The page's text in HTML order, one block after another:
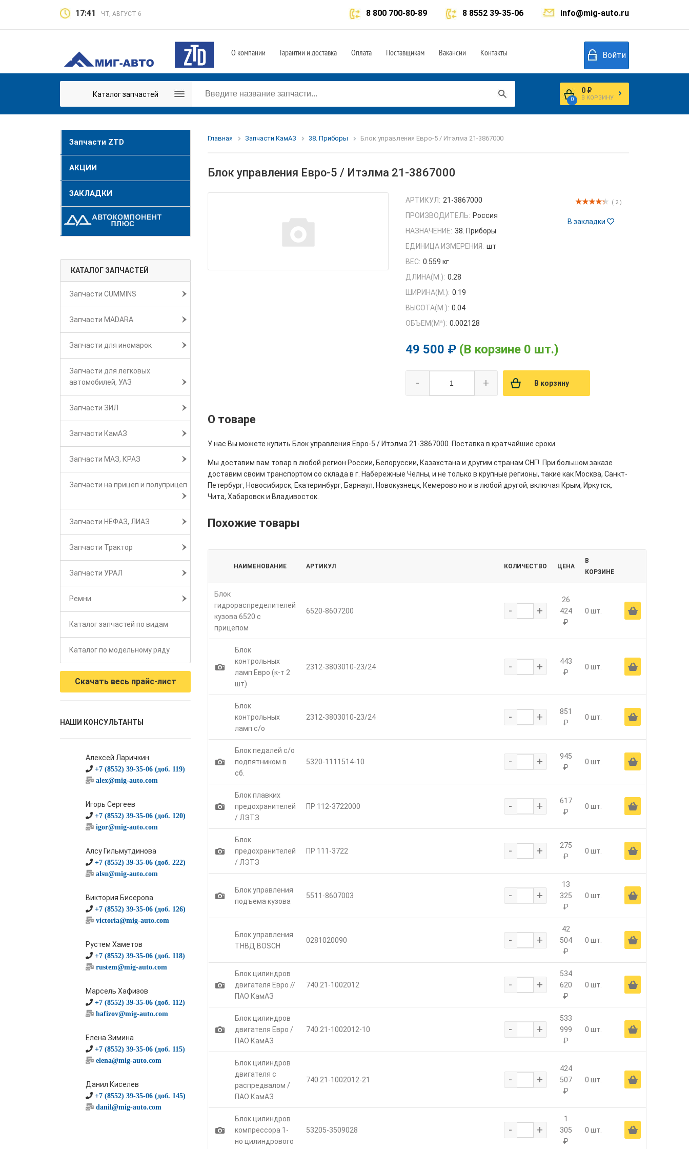
17:41 ЧТ, АВГУСТ 6 info@mig-auto.ru
8 8552 39-35-06
8 800 700-80-89
О компании Гарантии и доставка Оплата Поставщикам Вакансии Контакты Войти
Каталог запчастей
0
0 ₽
В КОРЗИНУ
Запчасти ZTD
АКЦИИ
ЗАКЛАДКИ
КАТАЛОГ ЗАПЧАСТЕЙ
Запчасти CUMMINS
Запчасти MADARA
Запчасти для иномарок
Запчасти для легковых
автомобилей, УАЗ
Запчасти ЗИЛ
Запчасти КамАЗ
Запчасти МАЗ, КРАЗ
Запчасти на прицеп и полуприцеп
Запчасти НЕФАЗ, ЛИАЗ
Запчасти Трактор
Запчасти УРАЛ
Ремни
Каталог запчастей по видам
Каталог по модельному ряду
Скачать весь прайс-лист
НАШИ КОНСУЛЬТАНТЫ
Алексей Ларичкин
+7 (8552) 39-35-06 (доб. 119)
alex@mig-auto.com
Игорь Сергеев
+7 (8552) 39-35-06 (доб. 120)
igor@mig-auto.com
Алсу Гильмутдинова
+7 (8552) 39-35-06 (доб. 222)
alsu@mig-auto.com
Виктория Бисерова
+7 (8552) 39-35-06 (доб. 126)
victoria@mig-auto.com
Рустем Хаметов
+7 (8552) 39-35-06 (доб. 118)
rustem@mig-auto.com
Марсель Хафизов
+7 (8552) 39-35-06 (доб. 112)
hafizov@mig-auto.com
Елена Зимина
+7 (8552) 39-35-06 (доб. 115)
elena@mig-auto.com
Данил Киселев
+7 (8552) 39-35-06 (доб. 145)
danil@mig-auto.com
Главная Запчасти КамАЗ 38. Приборы Блок управления Евро-5 / Итэлма 21-3867000
Блок управления Евро-5 / Итэлма 21-3867000
( 2 )
В закладки
АРТИКУЛ: 21-3867000
ПРОИЗВОДИТЕЛЬ: Россия
НАЗНАЧЕНИЕ: 38. Приборы
ЕДИНИЦА ИЗМЕРЕНИЯ: шт
ВЕС: 0.559 кг
ДЛИНА(М.): 0.28
ШИРИНА(М.): 0.19
ВЫСОТА(М.): 0.04
ОБЪЕМ(M³): 0.002128
49 500 ₽ (В корзине 0 шт.)
- + В корзину
О товаре
У нас Вы можете купить Блок управления Евро-5 / Итэлма 21-3867000. Поставка в кратчайшие сроки.
Мы доставим вам товар в любой регион России, Белоруссии, Казахстана и другим странам СНГ!. При большом заказе
доставим своим транспортом со склада в г. Набережные Челны, и не только в крупные регионы, такие как Москва, Санкт-
Петербург, Новосибирск, Екатеринбург, Барнаул, Новокузнецк, Кемерово но и в любой другой, включая Крым, Иркутск,
Чита, Хабаровск и Владивосток.
Похожие товары
НАИМЕНОВАНИЕ АРТИКУЛ КОЛИЧЕСТВО ЦЕНА
В
КОРЗИНЕ
Блок
гидрораспределителей
кузова 6520 с
прицепом
6520-8607200 - +
26
424
₽
0 шт. Ä
1
Блок
контрольных
ламп Евро (к-т 2
шт)
2312-3803010-23/24 - +
443
₽
0 шт. Ä
Блок
контрольных
ламп с/о
2312-3803010-23/24 - +
851
₽
0 шт. Ä
1
Блок педалей с/о
подпятником в
сб.
5320-1111514-10 - +
945
₽
0 шт. Ä
1
Блок плавких
предохранителей
/ ЛЭТЗ
ПР 112-3722000 - +
617
₽
0 шт. Ä
1
Блок
предохранителей
/ ЛЭТЗ
ПР 111-3722 - +
275
₽
0 шт. Ä
1
Блок управления
подъема кузова
5511-8607003 - +
13
325
₽
0 шт. Ä
Блок управления
ТНВД BOSCH
0281020090 - +
42
504
₽
0 шт. Ä
1
Блок цилиндров
двигателя Евро //
ПАО КамАЗ
740.21-1002012 - +
534
620
₽
0 шт. Ä
1
Блок цилиндров
двигателя Евро /
ПАО КамАЗ
740.21-1002012-10 - +
533
999
₽
0 шт. Ä
Блок цилиндров
двигателя с
распредвалом /
ПАО КамАЗ
740.21-1002012-21 - +
424
507
₽
0 шт. Ä
1
Блок цилиндров
компрессора 1-
но цилиндрового
53205-3509028 - +
1
305
₽
0 шт. Ä